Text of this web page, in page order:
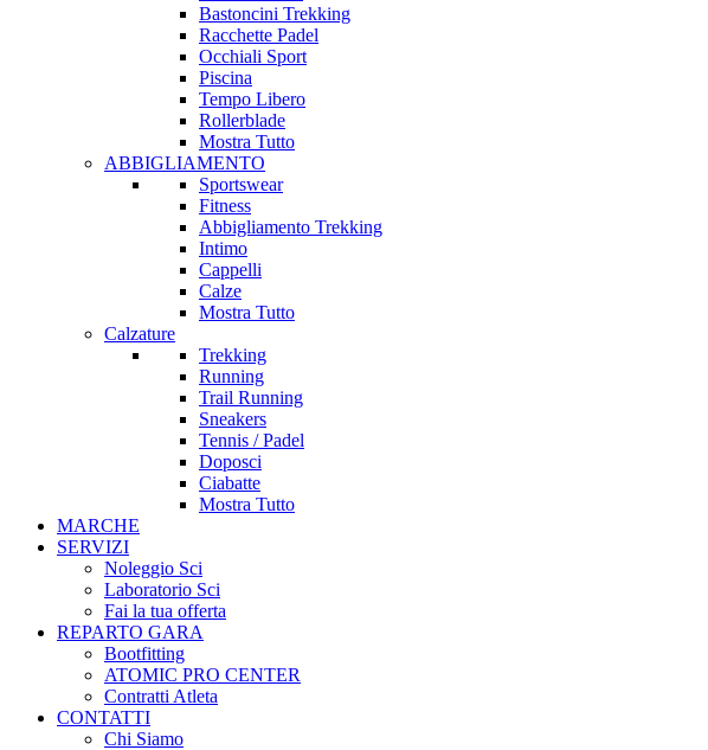
Bastoncini Trekking
Racchette Padel
Occhiali Sport
Piscina
Tempo Libero
Rollerblade
Mostra Tutto
ABBIGLIAMENTO
Sportswear
Fitness
Abbigliamento Trekking
Intimo
Cappelli
Calze
Mostra Tutto
Calzature
Trekking
Running
Trail Running
Sneakers
Tennis / Padel
Doposci
Ciabatte
Mostra Tutto
MARCHE
SERVIZI
Noleggio Sci
Laboratorio Sci
Fai la tua offerta
REPARTO GARA
Bootfitting
ATOMIC PRO CENTER
Contratti Atleta
CONTATTI
Chi Siamo